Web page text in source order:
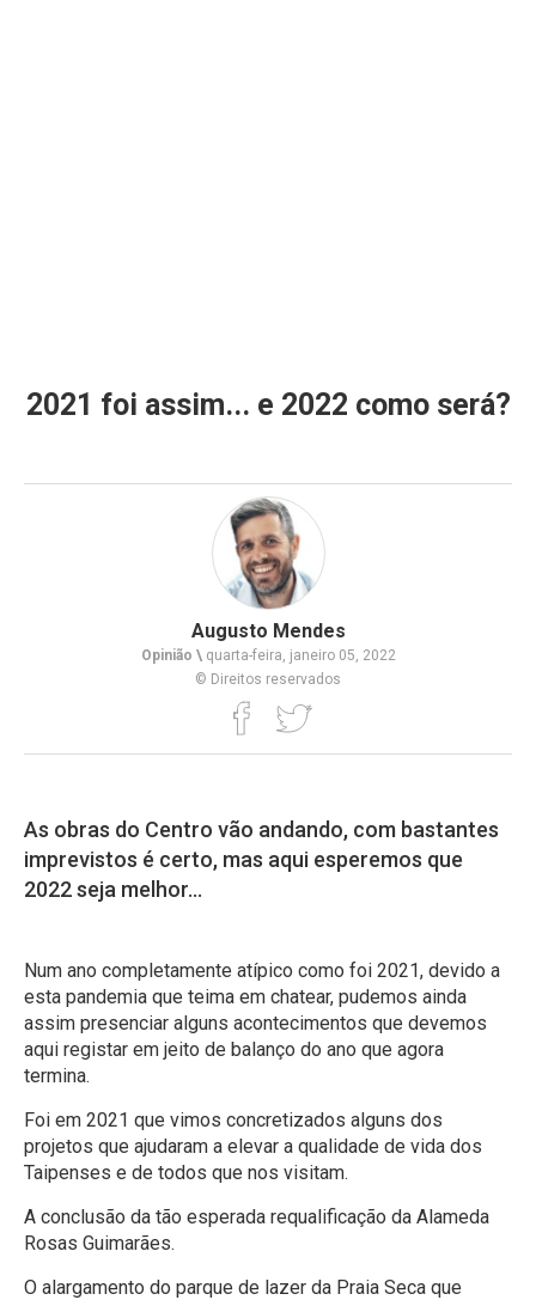
2021 foi assim... e 2022 como será?
Augusto Mendes
Opinião \quarta-feira, janeiro 05, 2022
© Direitos reservados
As obras do Centro vão andando, com bastantes
imprevistos é certo, mas aqui esperemos que
2022 seja melhor…
Num ano completamente atípico como foi 2021, devido a
esta pandemia que teima em chatear, pudemos ainda
assim presenciar alguns acontecimentos que devemos
aqui registar em jeito de balanço do ano que agora
termina.
Foi em 2021 que vimos concretizados alguns dos
projetos que ajudaram a elevar a qualidade de vida dos
Taipenses e de todos que nos visitam.
A conclusão da tão esperada requalificação da Alameda
Rosas Guimarães.
O alargamento do parque de lazer da Praia Seca que